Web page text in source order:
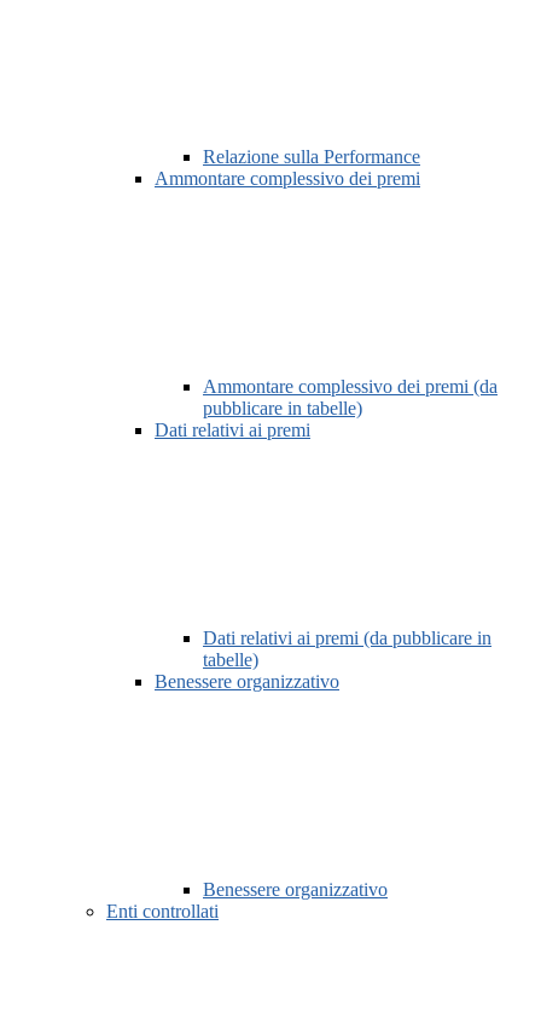
Relazione sulla Performance
Ammontare complessivo dei premi
Ammontare complessivo dei premi (da
pubblicare in tabelle)
Dati relativi ai premi
Dati relativi ai premi (da pubblicare in
tabelle)
Benessere organizzativo
Benessere organizzativo
Enti controllati